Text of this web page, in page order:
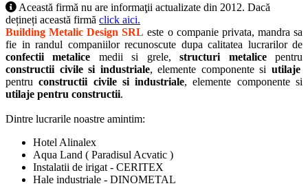
Această firmă nu are informaţii actualizate din 2012. Dacă
dețineți această firmă click aici.
Building Metalic Design SRL este o companie privata, mandra sa
fie in randul companiilor recunoscute dupa calitatea lucrarilor de
confectii metalice medii si grele, structuri metalicepentru
constructii civile si industriale, elemente componente si utilaje
pentruconstructii civile si industriale, elemente componente si
utilaje pentru constructii.
Dintre lucrarile noastre amintim:
Hotel Alinalex
Aqua Land ( Paradisul Acvatic )
Instalatii de irigat - CERITEX
Hale industriale - DINOMETAL